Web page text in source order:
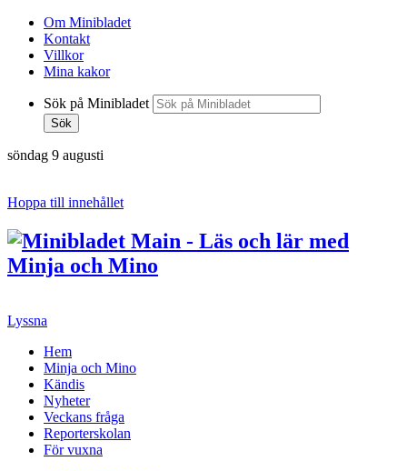
Om Minibladet
Kontakt
Villkor
Mina kakor
Sök på Minibladet
Sök
söndag 9 augusti
Hoppa till innehållet
Lyssna
Hem
Minja och Mino
Kändis
Nyheter
Veckans fråga
Reporterskolan
För vuxna